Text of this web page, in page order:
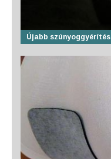
Újabb szúnyoggyérítés